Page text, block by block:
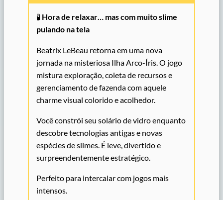
🧪 Hora de relaxar… mas com muito slime
pulando na tela
Beatrix LeBeau retorna em uma nova
jornada na misteriosa Ilha Arco-Íris. O jogo
mistura exploração, coleta de recursos e
gerenciamento de fazenda com aquele
charme visual colorido e acolhedor.
Você constrói seu solário de vidro enquanto
descobre tecnologias antigas e novas
espécies de slimes. É leve, divertido e
surpreendentemente estratégico.
Perfeito para intercalar com jogos mais
intensos.